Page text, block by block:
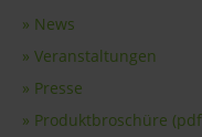
» News
» Veranstaltungen
» Presse
» Produktbroschüre